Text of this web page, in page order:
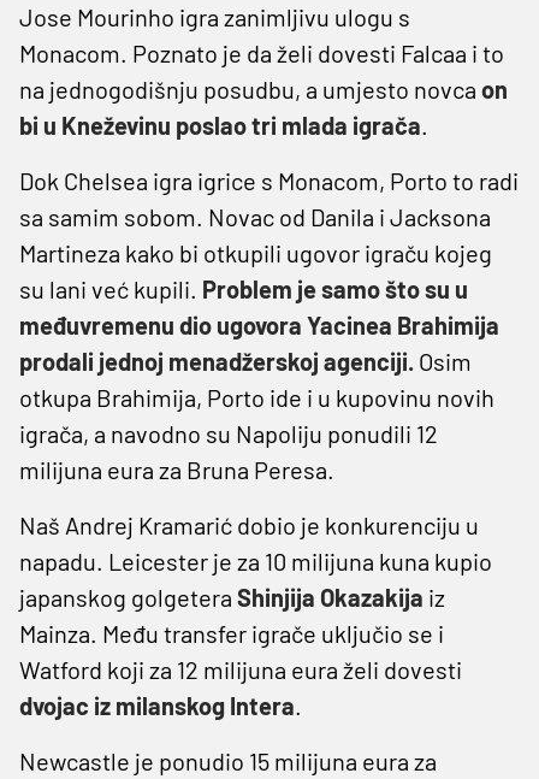
Jose Mourinho igra zanimljivu ulogu s
Monacom. Poznato je da želi dovesti Falcaa i to
na jednogodišnju posudbu, a umjesto novca on
bi u Kneževinu poslao tri mlada igrača.
Dok Chelsea igra igrice s Monacom, Porto to radi
sa samim sobom. Novac od Danila i Jacksona
Martineza kako bi otkupili ugovor igraču kojeg
su lani već kupili. Problem je samo što su u
međuvremenu dio ugovora Yacinea Brahimija
prodali jednoj menadžerskoj agenciji. Osim
otkupa Brahimija, Porto ide i u kupovinu novih
igrača, a navodno su Napoliju ponudili 12
milijuna eura za Bruna Peresa.
Naš Andrej Kramarić dobio je konkurenciju u
napadu. Leicester je za 10 milijuna kuna kupio
japanskog golgetera Shinjija Okazakija iz
Mainza. Među transfer igrače uključio se i
Watford koji za 12 milijuna eura želi dovesti
dvojac iz milanskog Intera.
Newcastle je ponudio 15 milijuna eura za